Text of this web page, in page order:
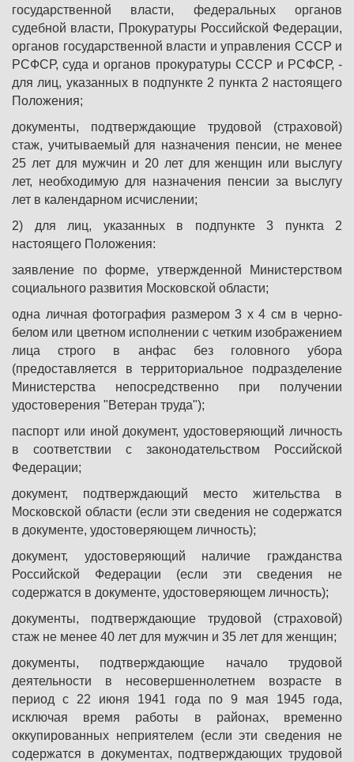
государственной власти, федеральных органов
судебной власти, Прокуратуры Российской Федерации,
органов государственной власти и управления СССР и
РСФСР, суда и органов прокуратуры СССР и РСФСР, -
для лиц, указанных в подпункте 2 пункта 2 настоящего
Положения;
документы, подтверждающие трудовой (страховой)
стаж, учитываемый для назначения пенсии, не менее
25 лет для мужчин и 20 лет для женщин или выслугу
лет, необходимую для назначения пенсии за выслугу
лет в календарном исчислении;
2) для лиц, указанных в подпункте 3 пункта 2
настоящего Положения:
заявление по форме, утвержденной Министерством
социального развития Московской области;
одна личная фотография размером 3 x 4 см в черно-
белом или цветном исполнении с четким изображением
лица строго в анфас без головного убора
(предоставляется в территориальное подразделение
Министерства непосредственно при получении
удостоверения "Ветеран труда");
паспорт или иной документ, удостоверяющий личность
в соответствии с законодательством Российской
Федерации;
документ, подтверждающий место жительства в
Московской области (если эти сведения не содержатся
в документе, удостоверяющем личность);
документ, удостоверяющий наличие гражданства
Российской Федерации (если эти сведения не
содержатся в документе, удостоверяющем личность);
документы, подтверждающие трудовой (страховой)
стаж не менее 40 лет для мужчин и 35 лет для женщин;
документы, подтверждающие начало трудовой
деятельности в несовершеннолетнем возрасте в
период с 22 июня 1941 года по 9 мая 1945 года,
исключая время работы в районах, временно
оккупированных неприятелем (если эти сведения не
содержатся в документах, подтверждающих трудовой